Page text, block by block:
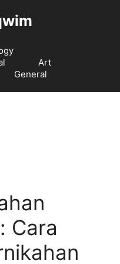
Art
General
Cara